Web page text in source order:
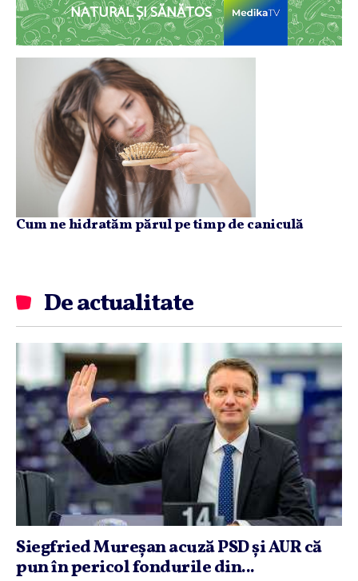
NATURAL ȘI SĂNĂTOS
Cum ne hidratăm părul pe timp de caniculă
De actualitate
Siegfried Mureşan acuză PSD şi AUR că
pun în pericol fondurile din...